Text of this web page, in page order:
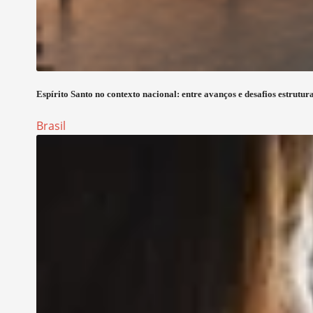
Espírito Santo no contexto nacional: entre avanços e desafios
Brasil